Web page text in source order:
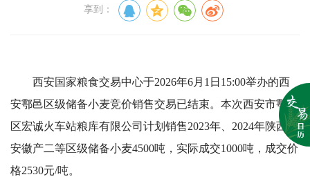
享到：
西安国家粮食交易中心于2026年6月1日15:00举办的西
安鄠邑区级储备小麦竞价销售交易已结束。本次西安市鄠邑
区宏诚火车站粮库有限公司计划销售2023年、2024年陕西、
安徽产二等区级储备小麦4500吨，实际成交1000吨，成交价
格2530元/吨。